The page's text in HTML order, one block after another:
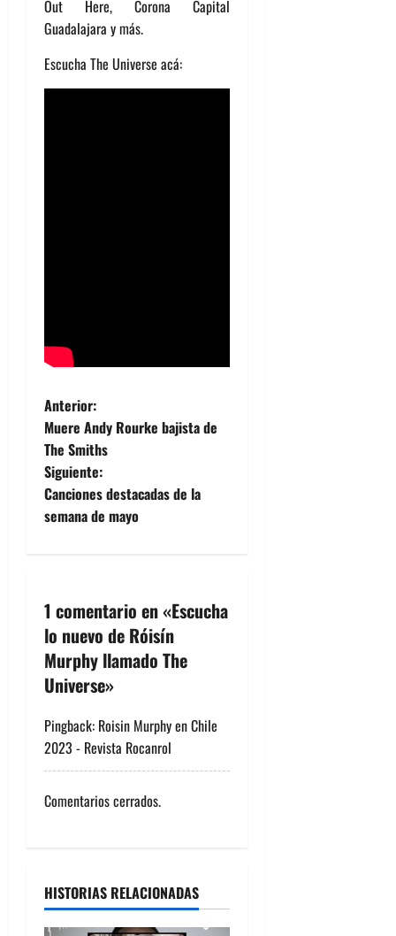
Out Here, Corona Capital
Guadalajara y más.
Escucha The Universe acá:
N
a
v
e
a
c
i
ó
n
d
e
n
Anterior:
Muere Andy Rourke bajista de
The Smiths
Siguiente:
Canciones destacadas de la
semana de mayo
1 comentario en «Escucha
lo nuevo de Róisín
Murphy llamado The
Universe»
Pingback: Roisin Murphy en Chile
2023 - Revista Rocanrol
Comentarios cerrados.
HISTORIAS RELACIONADAS